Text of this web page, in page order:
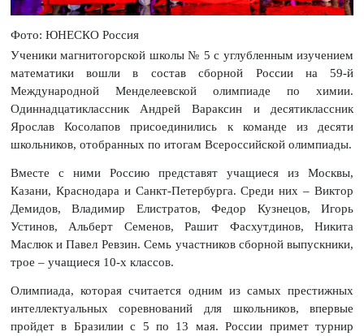
Фото: ЮНЕСКО Россия
Ученики магнитогорской школы № 5 с углубленным изучением
математики вошли в состав сборной России на 59-й
Международной Менделеевской олимпиаде по химии.
Одиннадцатиклассник Андрей Вараксин и десятиклассник
Ярослав Косолапов присоединились к команде из десяти
школьников, отобранных по итогам Всероссийской олимпиады.
Вместе с ними Россию представят учащиеся из Москвы,
Казани, Краснодара и Санкт-Петербурга. Среди них – Виктор
Демидов, Владимир Елистратов, Федор Кузнецов, Игорь
Устинов, Альберт Семенов, Рашит Фасхутдинов, Никита
Маслюк и Павел Ревзин. Семь участников сборной выпускники,
трое – учащиеся 10-х классов.
Олимпиада, которая считается одним из самых престижных
интеллектуальных соревнований для школьников, впервые
пройдет в Бразилии с 5 по 13 мая. России примет турнир